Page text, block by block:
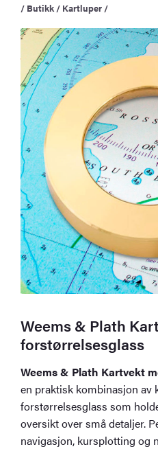
r
h
/ Butikk / Kartluper /
Weems & Plath
forstørrelsesglass
Weems & Plath Kartvekt
en praktisk kombinasjon av
forstørrelsesglass som
oversikt over små detaljer.
navigasjon, kursplotting og